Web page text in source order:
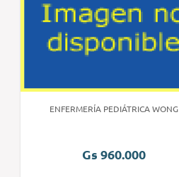
ENFERMERÍA PEDIÁTRICA WONG
Gs 960.000